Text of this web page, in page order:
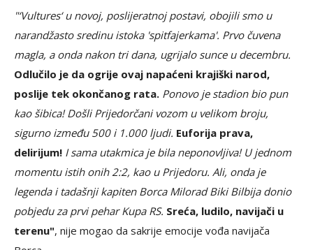
"‘Vultures‘ u novoj, poslijeratnoj postavi, obojili smo u
narandžasto sredinu istoka 'spitfajerkama'. Prvo čuvena
magla, a onda nakon tri dana, ugrijalo sunce u decembru.
Odlučilo je da ogrije ovaj napaćeni krajiški narod,
poslije tek okončanog rata. Ponovo je stadion bio pun
kao šibica! Došli Prijedorčani vozom u velikom broju,
sigurno između 500 i 1.000 ljudi. Euforija prava,
delirijum! I sama utakmica je bila neponovljiva! U jednom
momentu istih onih 2:2, kao u Prijedoru. Ali, onda je
legenda i tadašnji kapiten Borca Milorad Biki Bilbija donio
pobjedu za prvi pehar Kupa RS. Sreća, ludilo, navijači u
terenu", nije mogao da sakrije emocije vođa navijača